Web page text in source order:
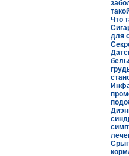
Что
для